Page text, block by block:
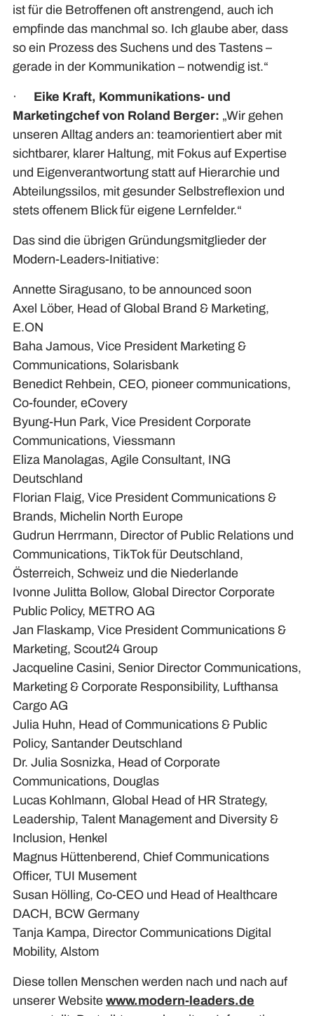
ist für die Betroffenen oft anstrengend, auch ich
empfinde das manchmal so. Ich glaube aber, dass
so ein Prozess des Suchens und des Tastens –
gerade in der Kommunikation – notwendig ist.“
·
Eike Kraft, Kommunikations- und
Marketingchef von Roland Berger: „Wir gehen
unseren Alltag anders an: teamorientiert aber mit
sichtbarer, klarer Haltung, mit Fokus auf Expertise
und Eigenverantwortung statt auf Hierarchie und
Abteilungssilos, mit gesunder Selbstreflexion und
stets offenem Blick für eigene Lernfelder.“
Das sind die übrigen Gründungsmitglieder der
Modern-Leaders-Initiative:
Annette Siragusano, to be announced soon
Axel Löber, Head of Global Brand & Marketing,
E.ON
Baha Jamous, Vice President Marketing &
Communications, Solarisbank
Benedict Rehbein, CEO, pioneer communications,
Co-founder, eCovery
Byung-Hun Park, Vice President Corporate
Communications, Viessmann
Eliza Manolagas, Agile Consultant, ING
Deutschland
Florian Flaig, Vice President Communications &
Brands, Michelin North Europe
Gudrun Herrmann, Director of Public Relations und
Communications, TikTok für Deutschland,
Österreich, Schweiz und die Niederlande
Ivonne Julitta Bollow, Global Director Corporate
Public Policy, METRO AG
Jan Flaskamp, Vice President Communications &
Marketing, Scout24 Group
Jacqueline Casini, Senior Director Communications,
Marketing & Corporate Responsibility, Lufthansa
Cargo AG
Julia Huhn, Head of Communications & Public
Policy, Santander Deutschland
Dr. Julia Sosnizka, Head of Corporate
Communications, Douglas
Lucas Kohlmann, Global Head of HR Strategy,
Leadership, Talent Management and Diversity &
Inclusion, Henkel
Magnus Hüttenberend, Chief Communications
Officer, TUI Musement
Susan Hölling, Co-CEO und Head of Healthcare
DACH, BCW Germany
Tanja Kampa, Director Communications Digital
Mobility, Alstom
Diese tollen Menschen werden nach und nach auf
unserer Website www.modern-leaders.de